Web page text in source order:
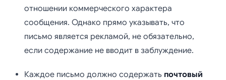
отношении коммерческого характера
сообщения. Однако прямо указывать, что
письмо является рекламой, не обязательно,
если содержание не вводит в заблуждение.
Каждое письмо должно содержать почтовый